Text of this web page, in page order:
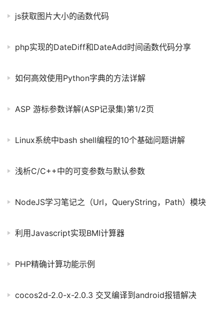
js获取图片大小的函数代码
php实现的DateDiff和DateAdd时间函数代码分享
如何高效使用Python字典的方法详解
ASP 游标参数详解(ASP记录集)第1/2页
Linux系统中bash shell编程的10个基础问题讲解
浅析C/C++中的可变参数与默认参数
NodeJS学习笔记之（Url，QueryString，Path）模块
利用Javascript实现BMI计算器
PHP精确计算功能示例
cocos2d-2.0-x-2.0.3 交叉编译到android报错解决